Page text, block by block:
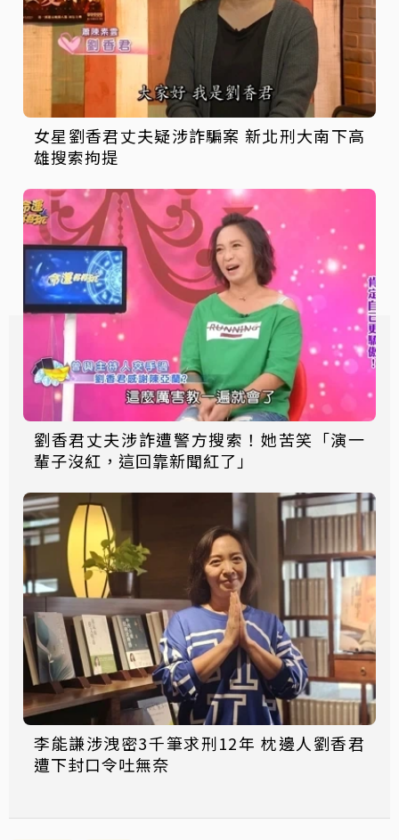
女星劉香君丈夫疑涉詐騙案 新北刑大南下高
雄搜索拘提
劉香君丈夫涉詐遭警方搜索！她苦笑「演一
輩子沒紅，這回靠新聞紅了」
李能謙涉洩密3千筆求刑12年 枕邊人劉香君
遭下封口令吐無奈